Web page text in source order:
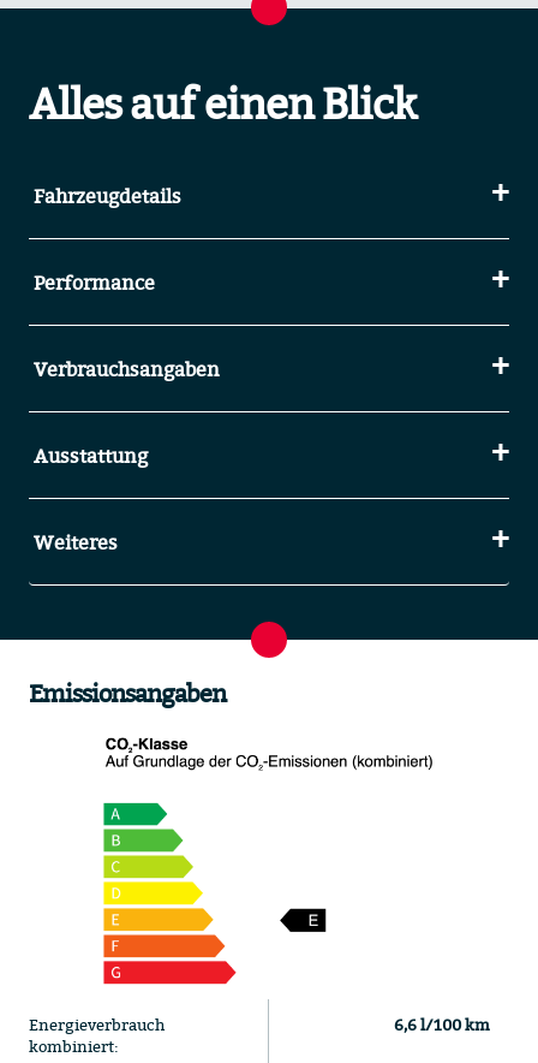
Alles auf einen Blick
Fahrzeugdetails
Performance
Verbrauchsangaben
Ausstattung
Weiteres
Emissionsangaben
Energieverbrauch
kombiniert:
6,6 l/100 km